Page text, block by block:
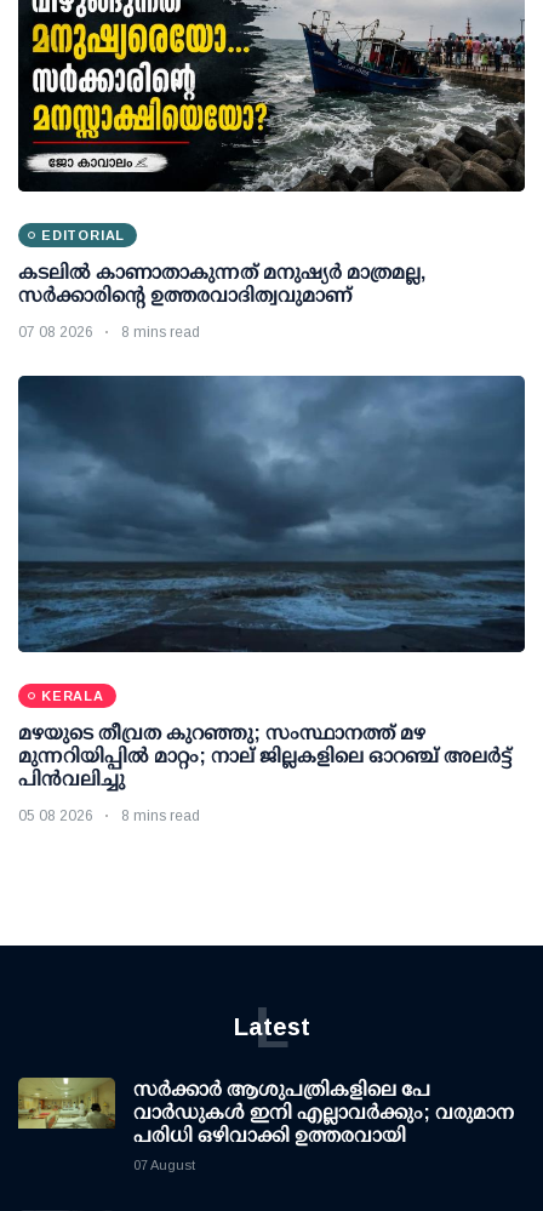
EDITORIAL
കടലിൽ കാണാതാകുന്നത് മനുഷ്യർ മാത്രമല്ല,
സർക്കാരിന്റെ ഉത്തരവാദിത്വവുമാണ്
07 08 2026 8 mins read
KERALA
മഴയുടെ തീവ്രത കുറഞ്ഞു; സംസ്ഥാനത്ത് മഴ
മുന്നറിയിപ്പിൽ മാറ്റം; നാല് ജില്ലകളിലെ ഓറഞ്ച് അലർട്ട്
പിൻവലിച്ചു
05 08 2026 8 mins read
Latest
L
സര്‍ക്കാര്‍ ആശുപത്രികളിലെ പേ
വാര്‍ഡുകള്‍ ഇനി എല്ലാവര്‍ക്കും; വരുമാന
പരിധി ഒഴിവാക്കി ഉത്തരവായി
07 August